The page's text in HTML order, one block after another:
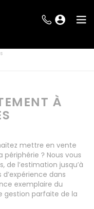
À
mettre en vente
? Nous vous
de l’estimation jusqu’à
dans
exemplaire du
gestion parfaite de la